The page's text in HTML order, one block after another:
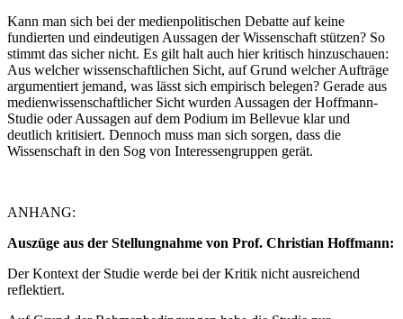
Kann man sich bei der medienpolitischen Debatte auf keine
fundierten und eindeutigen Aussagen der Wissenschaft stützen? So
stimmt das sicher nicht. Es gilt halt auch hier kritisch hinzuschauen:
Aus welcher wissenschaftlichen Sicht, auf Grund welcher Aufträge
argumentiert jemand, was lässt sich empirisch belegen? Gerade aus
medienwissenschaftlicher Sicht wurden Aussagen der Hoffmann-
Studie oder Aussagen auf dem Podium im Bellevue klar und
deutlich kritisiert. Dennoch muss man sich sorgen, dass die
Wissenschaft in den Sog von Interessengruppen gerät.
ANHANG:
Auszüge aus der Stellungnahme von Prof. Christian Hoffmann:
Der Kontext der Studie werde bei der Kritik nicht ausreichend
reflektiert.